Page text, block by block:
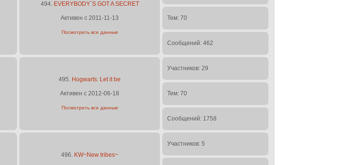
494. EVERYBODY`S GOT A SECRET
Активен с 2011-11-13
Посмотреть все данные
Тем: 70
Сообщений: 462
495. Hogwarts: Let it be
Активен с 2012-06-18
Посмотреть все данные
Участников: 29
Тем: 70
Сообщений: 1758
496. KW~New tribes~
Участников: 5